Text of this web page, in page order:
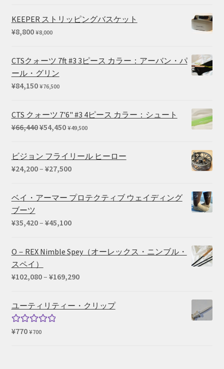
KEEPER ストリッピングバスケット
¥8,800 ¥8,000
CTSクォーツ 7ft #3 3ピース カラー：アーバン・パ
ール・グリン
¥84,150 ¥76,500
CTS クォーツ 7'6" #3 4ピース カラー：シュート
¥66,440元
価
格
で
た。
¥54,450現
の
価
¥54,450
す。
¥49,500
ビジョン フライリール ヒーロー
¥24,200– ¥27,500価
帯:
–
ベイ・アーマー プロテクティブ ウェイディング
ブーツ
¥35,420– ¥45,100価
–
O－REX Nimble Spey（オーレックス・ニンブル・
スペイ）
¥102,080– ¥169,290価
帯:
ユーティリティー・クリップ
5段階中
¥770 ¥700